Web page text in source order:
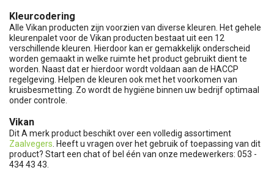
Kleurcodering
Alle Vikan producten zijn voorzien van diverse kleuren. Het gehele
kleurenpalet voor de Vikan producten bestaat uit een 12
verschillende kleuren. Hierdoor kan er gemakkelijk onderscheid
worden gemaakt in welke ruimte het product gebruikt dient te
worden. Naast dat er hierdoor wordt voldaan aan de HACCP
regelgeving. Helpen de kleuren ook met het voorkomen van
kruisbesmetting. Zo wordt de hygiëne binnen uw bedrijf optimaal
onder controle.
Vikan
Dit A merk product beschikt over een volledig assortiment
Zaalvegers . Heeft u vragen over het gebruik of toepassing van dit
product? Start een chat of bel één van onze medewerkers: 053 -
434 43 43.